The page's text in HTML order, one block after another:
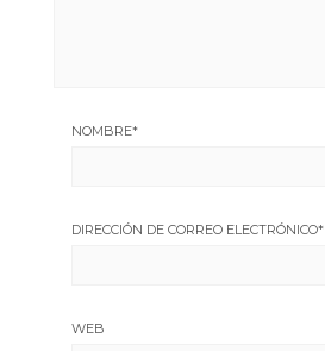
NOMBRE*
DIRECCIÓN DE CORREO ELECTRÓNICO*
WEB